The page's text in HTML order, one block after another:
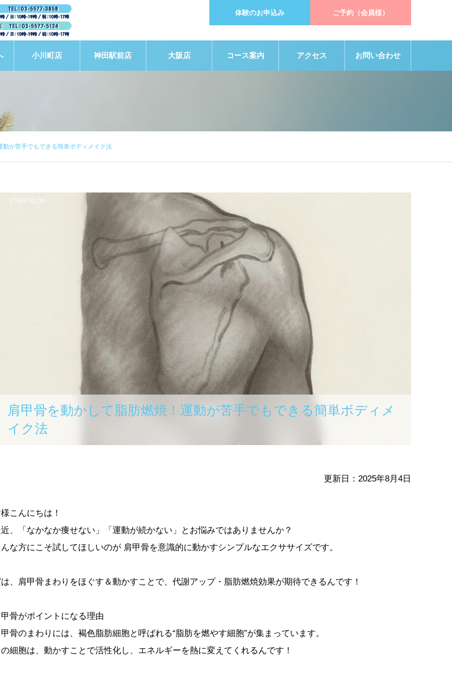
体験のお申込み ご予約（会員様）
小川町店 神田駅前店 大阪店 コース案内 アクセス お問い合わせ
動が苦手でもできる簡単ボディメイク法
STAFF BLOG
肩甲骨を動かして脂肪燃焼！運動が苦手でもできる簡単ボディメ
イク法
更新日：2025年8月4日
こんにちは！
、「なかなか痩せない」「運動が続かない」とお悩みではありませんか？
な方にこそ試してほしいのが 肩甲骨を意識的に動かすシンプルなエクササイズです。
、肩甲骨まわりをほぐす＆動かすことで、代謝アップ・脂肪燃焼効果が期待できるんです！
骨がポイントになる理由
骨のまわりには、褐色脂肪細胞と呼ばれる“脂肪を燃やす細胞”が集まっています。
細胞は、動かすことで活性化し、エネルギーを熱に変えてくれるんです！